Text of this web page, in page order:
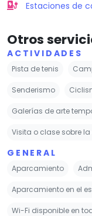
Estaciones de
Otros
ACTIVIDADES
Pista de tenis
Senderismo
Galerías de arte
Visita o clase sobre
GENERAL
Aparcamiento
Aparcamiento en el
Wi-Fi disponible en